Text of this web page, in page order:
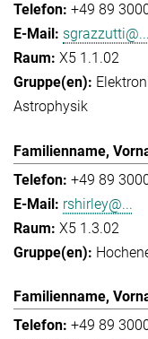
+49 89
sgrazzutti@...
X5 1.1.02
Astrophysik
+49 89
rshirley@...
X5 1.3.02
+49 89